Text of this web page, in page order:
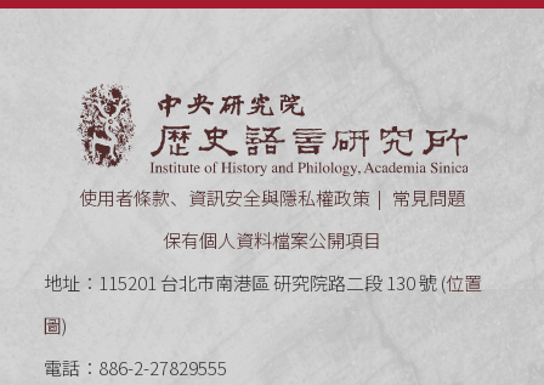
使用者條款、資訊安全與隱私權政策
常見問題
保有個人資料檔案公開項目
地址：115201 台北市南港區 研究院路二段 130 號 (位置
圖)
電話：886-2-27829555